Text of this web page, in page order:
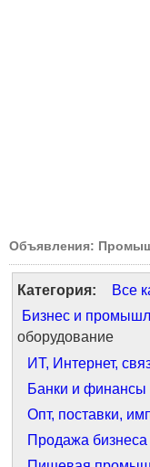
Объявления:
Категория: Все
Бизнес и
оборудование
ИТ, Интернет,
Банки и финансы
Опт, поставки,
Продажа бизнеса